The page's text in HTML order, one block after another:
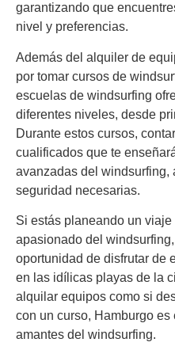
garantizando que
nivel y preferencias.
Además del alquiler de
por tomar cursos de
escuelas de windsurfing
diferentes niveles, desde
Durante estos cursos,
cualificados que te
avanzadas del windsurfing,
seguridad necesarias.
Si estás planeando un
apasionado del
oportunidad de disfrutar de
en las idílicas playas de la
alquilar equipos como si
con un curso, Hamburgo
amantes del windsurfing.